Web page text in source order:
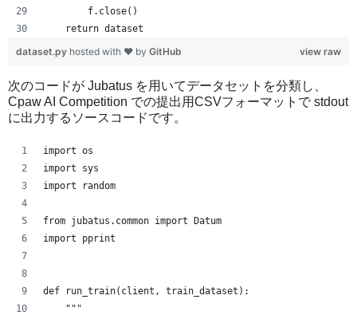
        f.close()
    return dataset
view raw
dataset.py hosted with ❤ by GitHub
次のコードが Jubatus を用いてデータセットを分類し、
Cpaw AI Competition での提出用CSVフォーマットで stdout
に出力するソースコードです。
import os
import sys
import random
from jubatus.common import Datum
import pprint
def run_train(client, train_dataset):
    """